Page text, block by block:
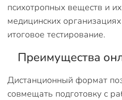
психотропных веществ и
медицинских
итоговое тестирование.
Преимущества
Дистанционный формат
совмещать подготовку с